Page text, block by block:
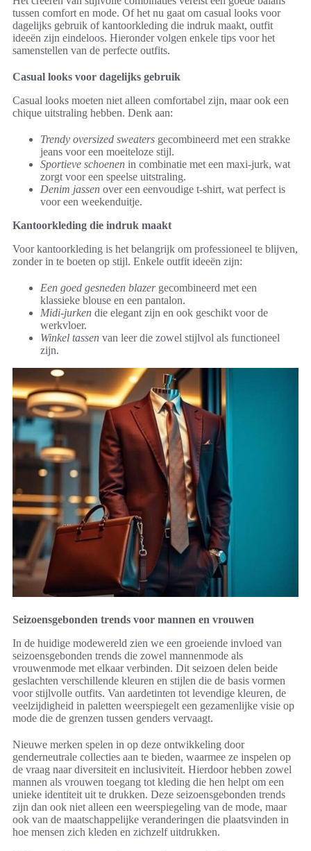
tussen comfort en mode. Of het nu gaat om casual looks voor
dagelijks gebruik of kantoorkleding die indruk maakt, outfit
ideeën zijn eindeloos. Hieronder volgen enkele tips voor het
samenstellen van de perfecte outfits.
Casual looks voor dagelijks gebruik
Casual looks moeten niet alleen comfortabel zijn, maar ook een
chique uitstraling hebben. Denk aan:
Trendy oversized sweaters gecombineerd met een strakke
jeans voor een moeiteloze stijl.
Sportieve schoenen in combinatie met een maxi-jurk, wat
zorgt voor een speelse uitstraling.
Denim jassen over een eenvoudige t-shirt, wat perfect is
voor een weekenduitje.
Kantoorkleding die indruk maakt
Voor kantoorkleding is het belangrijk om professioneel te blijven,
zonder in te boeten op stijl. Enkele outfit ideeën zijn:
Een goed gesneden blazergecombineerd met een
klassieke blouse en een pantalon.
Midi-jurken die elegant zijn en ook geschikt voor de
werkvloer.
Winkel tassen van leer die zowel stijlvol als functioneel
zijn.
Seizoensgebonden trends voor mannen en vrouwen
In de huidige modewereld zien we een groeiende invloed van
seizoensgebonden trends die zowel mannenmode als
vrouwenmode met elkaar verbinden. Dit seizoen delen beide
geslachten verschillende kleuren en stijlen die de basis vormen
voor stijlvolle outfits. Van aardetinten tot levendige kleuren, de
veelzijdigheid in paletten weerspiegelt een gezamenlijke visie op
mode die de grenzen tussen genders vervaagt.
Nieuwe merken spelen in op deze ontwikkeling door
genderneutrale collecties aan te bieden, waarmee ze inspelen op
de vraag naar diversiteit en inclusiviteit. Hierdoor hebben zowel
mannen als vrouwen toegang tot kleding die hen helpt om een
unieke identiteit uit te drukken. Deze seizoensgebonden trends
zijn dan ook niet alleen een weerspiegeling van de mode, maar
ook van de maatschappelijke veranderingen die plaatsvinden in
hoe mensen zich kleden en zichzelf uitdrukken.